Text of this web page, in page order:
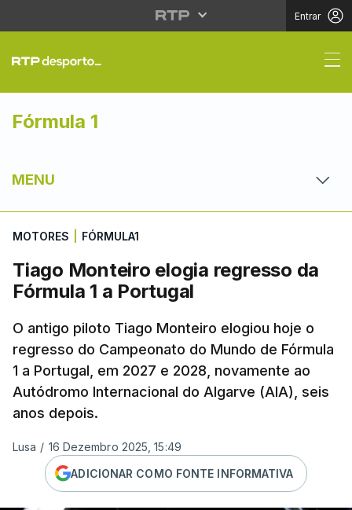
Entrar
Tiago Monteiro elogia
Fórmula 1
MENU
MOTORES FÓRMULA1
Tiago Monteiro elogia regresso da
Fórmula 1 a Portugal
O antigo piloto Tiago Monteiro elogiou hoje o
regresso do Campeonato do Mundo de Fórmula
1 a Portugal, em 2027 e 2028, novamente ao
Autódromo Internacional do Algarve (AIA), seis
anos depois.
Lusa / 16 Dezembro 2025, 15:49
ADICIONAR COMO FONTE INFORMATIVA